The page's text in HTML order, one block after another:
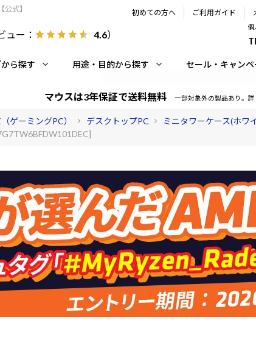
式】
ュー： 4.6）
初めての方へ ご利用ガイド
個
ら探す 用途・目的から探す セール・キャンペ
マウスは3年保証で送料無料 一部対象外の製品あり。
ゲーミングPC） デスクトップPC ミニタワーケース(ホワ